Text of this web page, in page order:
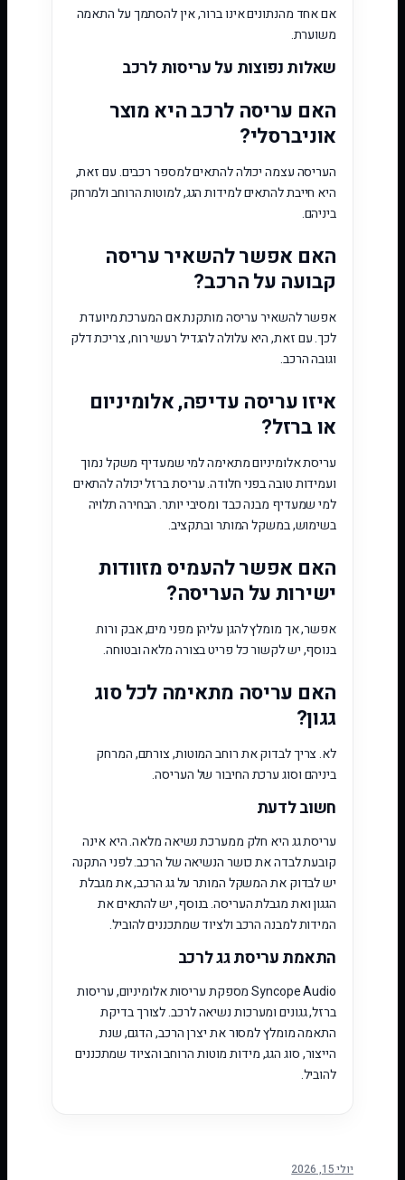
אם אחד מהנתונים אינו ברור, אין להסתמך על התאמה
משוערת.
שאלות נפוצות על עריסות לרכב
האם עריסה לרכב היא מוצר
אוניברסלי?
העריסה עצמה יכולה להתאים למספר רכבים. עם זאת,
היא חייבת להתאים למידות הגג, למוטות הרוחב ולמרחק
ביניהם.
האם אפשר להשאיר עריסה
קבועה על הרכב?
אפשר להשאיר עריסה מותקנת אם המערכת מיועדת
לכך. עם זאת, היא עלולה להגדיל רעשי רוח, צריכת דלק
וגובה הרכב.
איזו עריסה עדיפה, אלומיניום
או ברזל?
עריסת אלומיניום מתאימה למי שמעדיף משקל נמוך
ועמידות טובה בפני חלודה. עריסת ברזל יכולה להתאים
למי שמעדיף מבנה כבד ומסיבי יותר. הבחירה תלויה
בשימוש, במשקל המותר ובתקציב.
האם אפשר להעמיס מזוודות
ישירות על העריסה?
אפשר, אך מומלץ להגן עליהן מפני מים, אבק ורוח.
בנוסף, יש לקשור כל פריט בצורה מלאה ובטוחה.
האם עריסה מתאימה לכל סוג
גגון?
לא. צריך לבדוק את רוחב המוטות, צורתם, המרחק
ביניהם וסוג ערכת החיבור של העריסה.
חשוב לדעת
עריסת גג היא חלק ממערכת נשיאה מלאה. היא אינה
קובעת לבדה את כושר הנשיאה של הרכב. לפני התקנה
יש לבדוק את המשקל המותר על גג הרכב, את מגבלת
הגגון ואת מגבלת העריסה. בנוסף, יש להתאים את
המידות למבנה הרכב ולציוד שמתכננים להוביל.
התאמת עריסת גג לרכב
Syncope Audio מספקת עריסות אלומיניום, עריסות
ברזל, גגונים ומערכות נשיאה לרכב. לצורך בדיקת
התאמה מומלץ למסור את יצרן הרכב, הדגם, שנת
הייצור, סוג הגג, מידות מוטות הרוחב והציוד שמתכננים
להוביל.
יולי 15, 2026